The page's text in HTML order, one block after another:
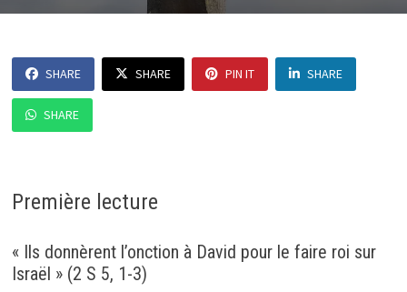
SHARE SHARE PIN IT SHARE
SHARE
Première lecture
« Ils donnèrent l’onction à David pour le faire roi sur
Israël » (2 S 5, 1-3)